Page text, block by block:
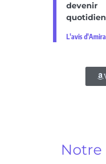
L'avis
Notre